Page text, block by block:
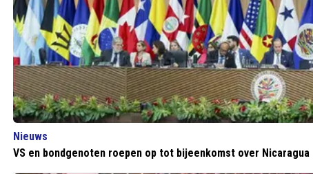
Nieuws
VS en bondgenoten roepen op tot bijeenkomst over Nicaragua